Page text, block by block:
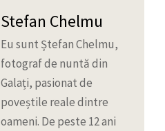
Stefan Chelmu
Eu sunt Ștefan Chelmu,
fotograf de nuntă din
Galați, pasionat de
poveștile reale dintre
oameni. De peste 12 ani